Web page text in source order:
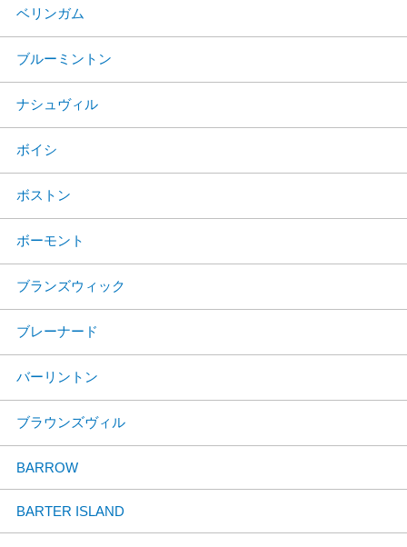
ベリンガム
ブルーミントン
ナシュヴィル
ボイシ
ボストン
ボーモント
ブランズウィック
ブレーナード
バーリントン
ブラウンズヴィル
BARROW
BARTER ISLAND